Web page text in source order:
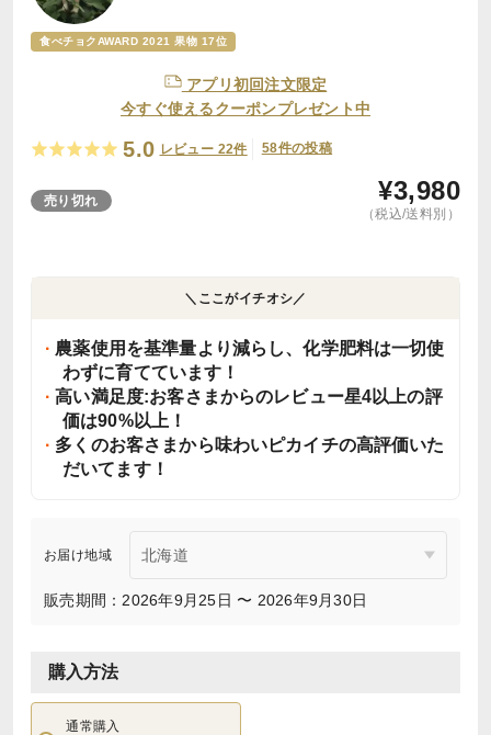
食べチョクAWARD 2021 果物 17位
アプリ初回注文限定
今すぐ使えるクーポンプレゼント中
5.0 レビュー 22件 58件の投稿
売り切れ ¥3,980
（税込/送料別）
＼ここがイチオシ／
農薬使用を基準量より減らし、化学肥料は一切使
わずに育てています！
高い満足度:お客さまからのレビュー星4以上の評
価は90%以上！
多くのお客さまから味わいピカイチの高評価いた
だいてます！
お届け地域
販売期間：2026年9月25日 〜 2026年9月30日
購入方法
通常購入